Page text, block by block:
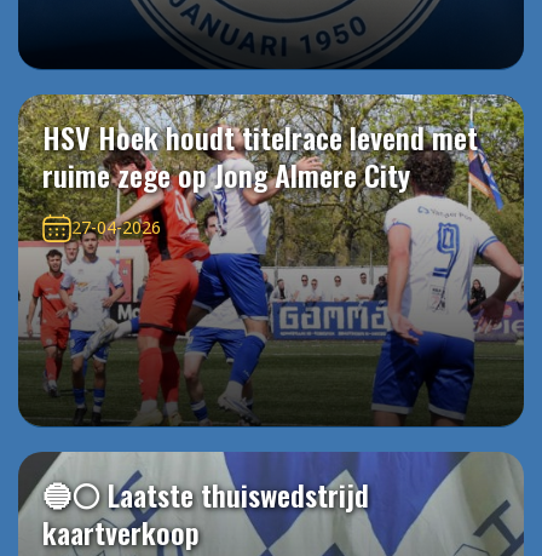
HSV Hoek houdt titelrace levend met
ruime zege op Jong Almere City
27-04-2026
🔵⚪️ Laatste thuiswedstrijd
kaartverkoop